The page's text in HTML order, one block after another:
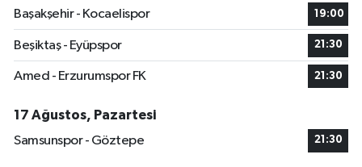
Başakşehir - Kocaelispor
19:00
Beşiktaş - Eyüpspor 21:30
Amed - Erzurumspor FK 21:30
17 Ağustos, Pazartesi
Samsunspor - Göztepe
21:30